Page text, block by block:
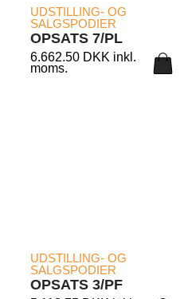
LÆS MERE
UDSTILLING- OG
SALGSPODIER
OPSATS 7/PL
6.662.50 DKK inkl.
moms.
LÆS MERE
UDSTILLING- OG
SALGSPODIER
OPSATS 3/PF